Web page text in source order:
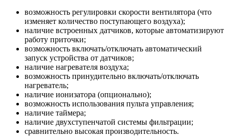
возможность регулировки скорости вентилятора (что
изменяет количество поступающего воздуха);
наличие встроенных датчиков, которые автоматизируют
работу приточки;
возможность включать/отключать автоматический
запуск устройства от датчиков;
наличие нагревателя воздуха;
возможность принудительно включать/отключать
нагреватель;
наличие ионизатора (опционально);
возможность использования пульта управления;
наличие таймера;
наличие двухступенчатой системы фильтрации;
сравнительно высокая производительность.